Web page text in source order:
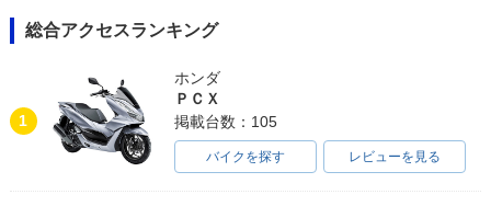
総合アクセスランキング
1
ホンダ
ＰＣＸ
掲載台数：105
バイクを探す レビューを見る